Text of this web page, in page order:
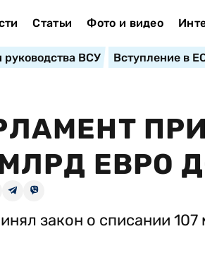
Статьи Фото и видео
руководства ВСУ Вступление в
ЕВРО